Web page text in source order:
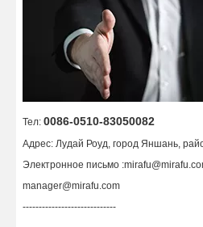
Тел: 0086-0510-83050082
Адрес: Лудай Роуд, город Яншань,
Электронное письмо :
manager@mirafu.com
-----------------------------